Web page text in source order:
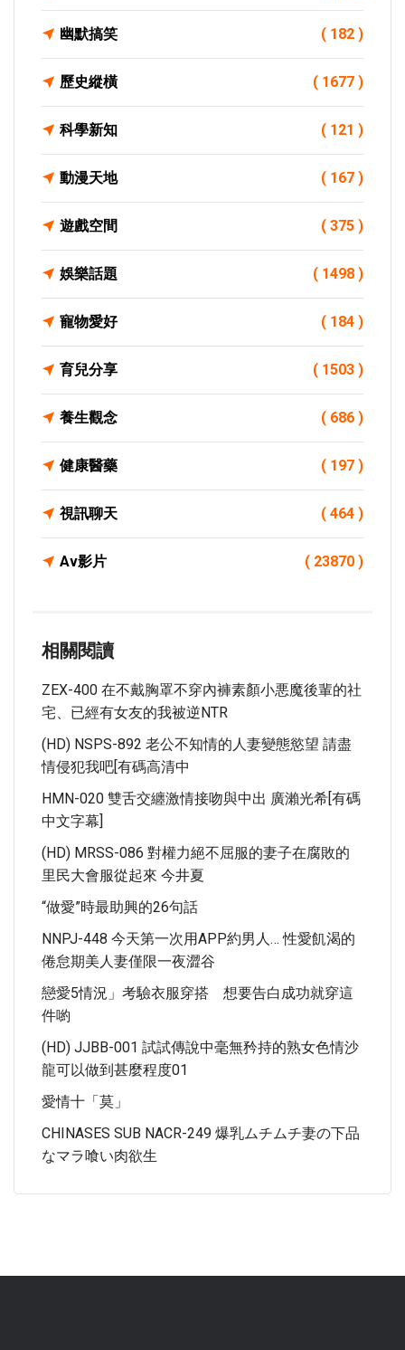
幽默搞笑 ( 182 )
歷史縱橫 ( 1677 )
科學新知 ( 121 )
動漫天地 ( 167 )
遊戲空間 ( 375 )
娛樂話題 ( 1498 )
寵物愛好 ( 184 )
育兒分享 ( 1503 )
養生觀念 ( 686 )
健康醫藥 ( 197 )
視訊聊天 ( 464 )
Av影片 ( 23870 )
相關閱讀
ZEX-400 在不戴胸罩不穿內褲素顏小悪魔後輩的社
宅、已經有女友的我被逆NTR
(HD) NSPS-892 老公不知情的人妻變態慾望 請盡
情侵犯我吧[有碼高清中
HMN-020 雙舌交纏激情接吻與中出 廣瀨光希[有碼
中文字幕]
(HD) MRSS-086 對權力絕不屈服的妻子在腐敗的
里民大會服從起來 今井夏
“做愛”時最助興的26句話
NNPJ-448 今天第一次用APP約男人… 性愛飢渴的
倦怠期美人妻僅限一夜澀谷
戀愛5情況」考驗衣服穿搭 想要告白成功就穿這
件喲
(HD) JJBB-001 試試傳說中毫無矜持的熟女色情沙
龍可以做到甚麼程度01
愛情十「莫」
CHINASES SUB NACR-249 爆乳ムチムチ妻の下品
なマラ喰い肉欲生